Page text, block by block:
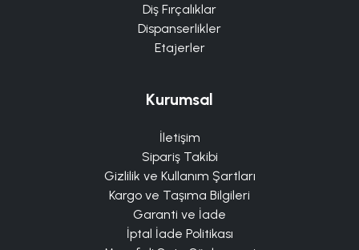
Diş Fırçalıklar
Dispanserlikler
Etajerler
Kurumsal
İletişim
Sipariş Takibi
Gizlilik ve Kullanım Şartları
Kargo ve Taşıma Bilgileri
Garanti ve İade
İptal İade Politikası